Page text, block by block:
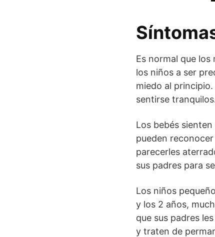
Es normal que los
los niños a ser
miedo al
sentirse
Los bebés
pueden
parecerles
sus padres para
Los niños
y los 2 años,
que sus padres
y traten de